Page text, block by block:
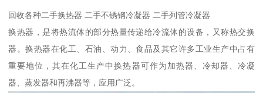
回收各种二手换热器 二手不锈钢冷凝器 二手列管冷凝器
换热器，是将热流体的部分热量传递给冷流体的设备，又称热交换
器。换热器在化工、石油、动力、食品及其它许多工业生产中占有
重要地位，其在化工生产中换热器可作为加热器、冷却器、冷凝
器、蒸发器和再沸器等，应用广泛。